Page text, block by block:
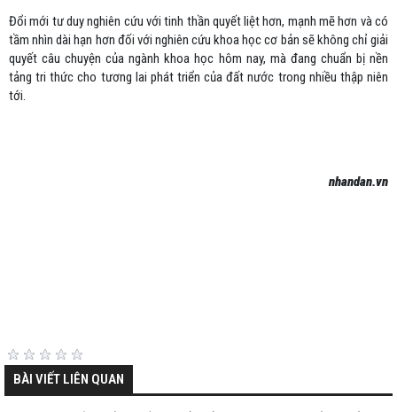
Đổi mới tư duy nghiên cứu với tinh thần quyết liệt hơn, mạnh mẽ hơn và có
tầm nhìn dài hạn hơn đối với nghiên cứu khoa học cơ bản sẽ không chỉ giải
quyết câu chuyện của ngành khoa học hôm nay, mà đang chuẩn bị nền
tảng tri thức cho tương lai phát triển của đất nước trong nhiều thập niên
tới.
nhandan.vn
BÀI VIẾT LIÊN QUAN